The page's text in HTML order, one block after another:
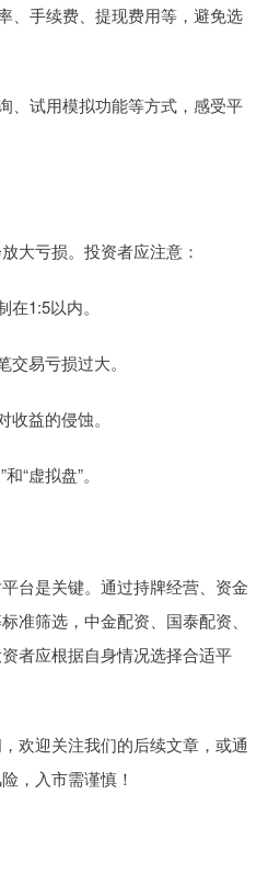
、手续费、提现费用等，避免选
、试用模拟功能等方式，感受平
大亏损。投资者应注意：
1:5以内。
易亏损过大。
益的侵蚀。
“虚拟盘”。
台是关键。通过持牌经营、资金
准筛选，中金配资、国泰配资、
者应根据自身情况选择合适平
欢迎关注我们的后续文章，或通
，入市需谨慎！